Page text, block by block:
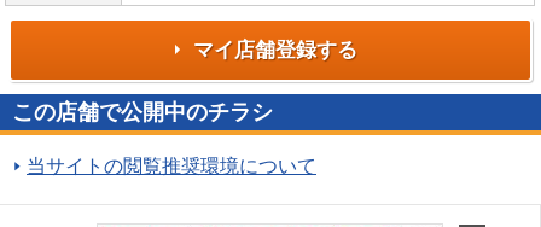
マイ店舗登録する
この店舗で公開中のチラシ
当サイトの閲覧推奨環境について